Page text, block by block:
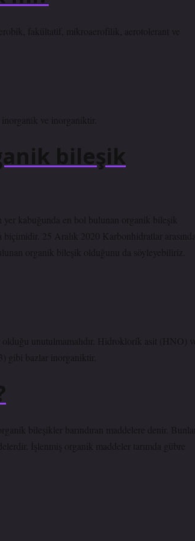
fakültatif, mikroaerofilik, aerotolerant ve
ve inorganiktir.
bileşik
yer kabuğunda en bol bulunan organik bileşik
25 Aralık 2020 Karbonhidratlar
organik bileşik olduğunu da söyleyebiliriz.
unutulmamalıdır. Hidroklorik asit (HNO)
gibi bazlar inorganiktir.
bileşikler barındıran maddelere denir.
İşlenmiş organik maddeler tarımda gübre